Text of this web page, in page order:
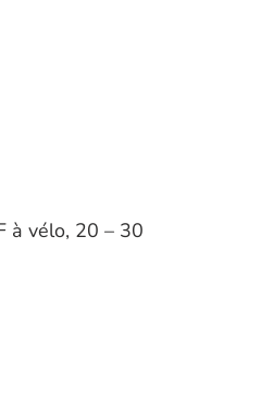
à vélo, 20 – 30